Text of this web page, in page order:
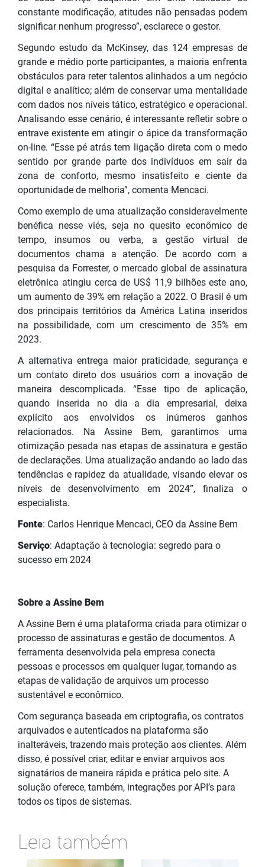
constante modificação, atitudes não pensadas podem
significar nenhum progresso”, esclarece o gestor.
Segundo estudo da McKinsey, das 124 empresas de
grande e médio porte participantes, a maioria enfrenta
obstáculos para reter talentos alinhados a um negócio
digital e analítico; além de conservar uma mentalidade
com dados nos níveis tático, estratégico e operacional.
Analisando esse cenário, é interessante refletir sobre o
entrave existente em atingir o ápice da transformação
on-line. “Esse pé atrás tem ligação direta com o medo
sentido por grande parte dos indivíduos em sair da
zona de conforto, mesmo insatisfeito e ciente da
oportunidade de melhoria”, comenta Mencaci.
Como exemplo de uma atualização consideravelmente
benéfica nesse viés, seja no quesito econômico de
tempo, insumos ou verba, a gestão virtual de
documentos chama a atenção. De acordo com a
pesquisa da Forrester, o mercado global de assinatura
eletrônica atingiu cerca de US$ 11,9 bilhões este ano,
um aumento de 39% em relação a 2022. O Brasil é um
dos principais territórios da América Latina inseridos
na possibilidade, com um crescimento de 35% em
2023.
A alternativa entrega maior praticidade, segurança e
um contato direto dos usuários com a inovação de
maneira descomplicada. “Esse tipo de aplicação,
quando inserida no dia a dia empresarial, deixa
explícito aos envolvidos os inúmeros ganhos
relacionados. Na Assine Bem, garantimos uma
otimização pesada nas etapas de assinatura e gestão
de declarações. Uma atualização andando ao lado das
tendências e rapidez da atualidade, visando elevar os
níveis de desenvolvimento em 2024”, finaliza o
especialista.
Fonte: Carlos Henrique Mencaci, CEO da Assine Bem
Serviço: Adaptação à tecnologia: segredo para o
sucesso em 2024
Sobre a Assine Bem
A Assine Bem é uma plataforma criada para otimizar o
processo de assinaturas e gestão de documentos. A
ferramenta desenvolvida pela empresa conecta
pessoas e processos em qualquer lugar, tornando as
etapas de validação de arquivos um processo
sustentável e econômico.
Com segurança baseada em criptografia, os contratos
arquivados e autenticados na plataforma são
inalteráveis, trazendo mais proteção aos clientes. Além
disso, é possível criar, editar e enviar arquivos aos
signatários de maneira rápida e prática pelo site. A
solução oferece, também, integrações por API’s para
todos os tipos de sistemas.
Leia também